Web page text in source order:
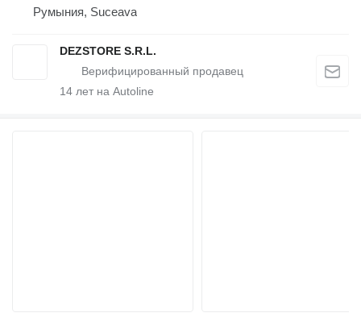
Румыния, Suceava
DEZSTORE S.R.L.
14 лет на Autoline